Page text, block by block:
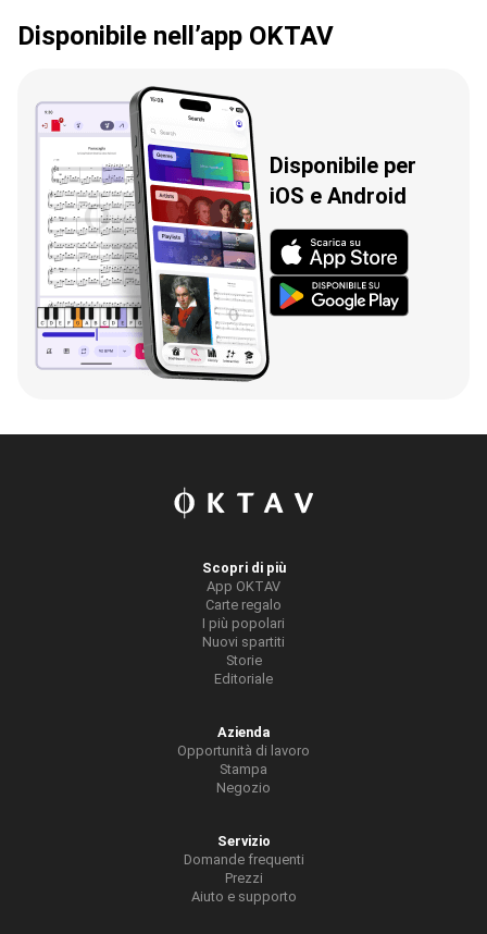
Disponibile nell’app OKTAV
Disponibile per
iOS e Android
Scopri di più
App OKTAV
Carte regalo
I più popolari
Nuovi spartiti
Storie
Editoriale
Azienda
Opportunità di lavoro
Stampa
Negozio
Servizio
Domande frequenti
Prezzi
Aiuto e supporto